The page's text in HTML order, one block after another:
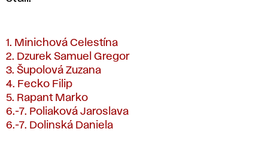
1. Minichová Celestína
2. Dzurek Samuel Gregor
3. Šupolová Zuzana
4. Fecko Filip
5. Rapant Marko
6.-7. Poliaková Jaroslava
6.-7. Dolinská Daniela